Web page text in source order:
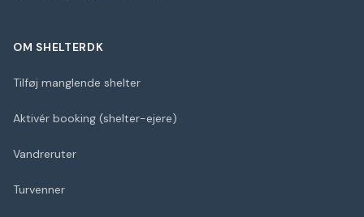
OM SHELTERDK
Tilføj manglende shelter
Aktivér booking (shelter-ejere)
Vandreruter
Turvenner